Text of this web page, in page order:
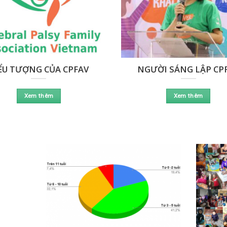
TƯỢNG CỦA CPFAV
Xem thêm
NGƯỜI SÁNG LẬP
Xem thêm